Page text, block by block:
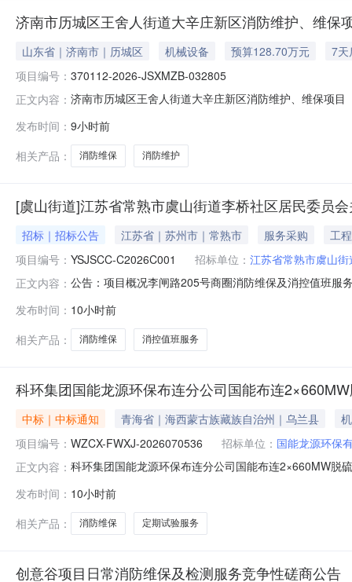
济南市历城区王舍人街道大辛庄新区消防维护、维保
山东省｜济南市｜历城区 机械设备 预算128.70万元
7天
项目编号： 370112-2026-JSXMZB-032805
正文内容： 济南市历城区王舍人街道大辛庄新区消防维护、维保项
1400:00:00.0流转方式其他交易方式招投标联系人姓名
发布时间： 9小时前
相关产品：
消防维保 消防维护
[虞山街道]江苏省常熟市虞山街道李桥社区居民委员
招标｜招标公告 江苏省｜苏州市｜常熟市 服务采购
工程
项目编号： YSJSCC-C2026C001 招标单位： 江苏省常熟市虞山
正文内容： 公告：项目概况李闸路205号商圈消防维保及消控值班服
250000.00元整采购需求：江苏省常熟市虞山街道李桥
合体
发布时间： 10小时前
相关产品：
消防维保 消控值班服务
科环集团国能龙源环保布连分公司国能布连
中标｜中标通知 青海省｜海西蒙古族藏族自治州｜乌兰县
项目编号： WZCX-FWXJ-2026070536 招标单位： 国能龙源环保
正文内容： 科环集团国能龙源环保布连分公司国能布连2×660MW脱
监督：采购机构负责受理采购异议；采购人采购管理部
发布时间： 10小时前
相关产品：
消防维保 定期试验服务
创意谷项目日常消防维保及检测服务竞争性磋商公告